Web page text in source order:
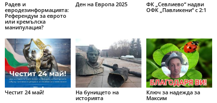
Радев и
евродезинформацията:
Референдум за еврото
или кремълска
манипулация?
Ден на Европа 2025
ФК „Севлиево“ надви
ОФК „Павликени“ с 2:1
Честит 24 май!
На бунището на
историята
Ключ за надежда за
Максим